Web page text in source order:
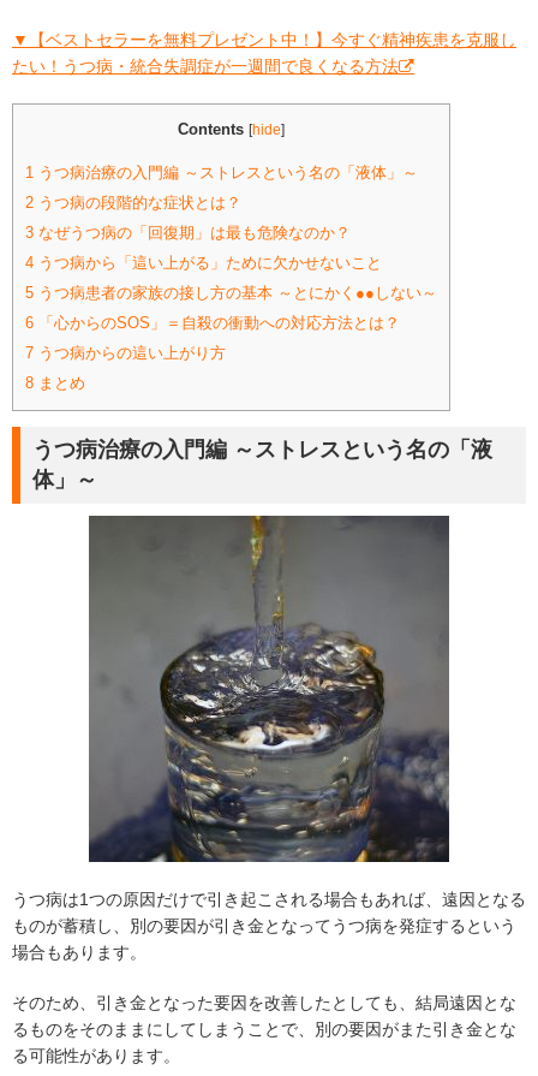
▼【ベストセラーを無料プレゼント中！】今すぐ精神疾患を克服し
たい！うつ病・統合失調症が一週間で良くなる方法
Contents [hide]
1 うつ病治療の入門編 ～ストレスという名の「液体」～
2 うつ病の段階的な症状とは？
3 なぜうつ病の「回復期」は最も危険なのか？
4 うつ病から「這い上がる」ために欠かせないこと
5 うつ病患者の家族の接し方の基本 ～とにかく●●しない～
6 「心からのSOS」＝自殺の衝動への対応方法とは？
7 うつ病からの這い上がり方
8 まとめ
うつ病治療の入門編 ～ストレスという名の「液
体」～
うつ病は1つの原因だけで引き起こされる場合もあれば、遠因となる
ものが蓄積し、別の要因が引き金となってうつ病を発症するという
場合もあります。
そのため、引き金となった要因を改善したとしても、結局遠因とな
るものをそのままにしてしまうことで、別の要因がまた引き金とな
る可能性があります。